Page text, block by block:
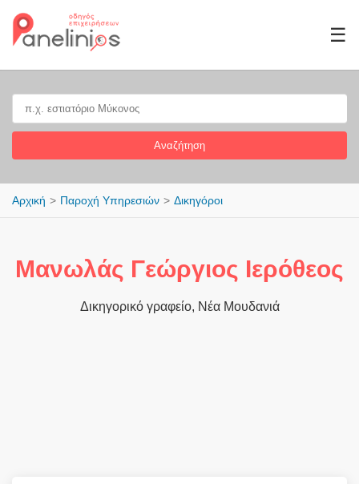
☰
Αναζήτηση
Αρχική Παροχή Υπηρεσιών Δικηγόροι
Μανωλάς Γεώργιος Ιερόθεος
Δικηγορικό γραφείο, Νέα Μουδανιά